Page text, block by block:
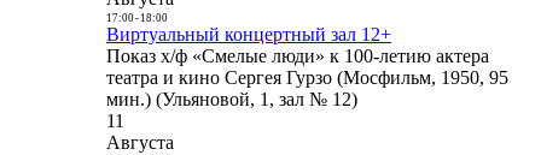
17:00- 18:00
Виртуальный концертный зал 12+
Показ х/ф «Смелые люди» к 100-летию актера
театра и кино Сергея Гурзо (Мосфильм, 1950, 95
мин.) (Ульяновой, 1, зал № 12)
11
Августа